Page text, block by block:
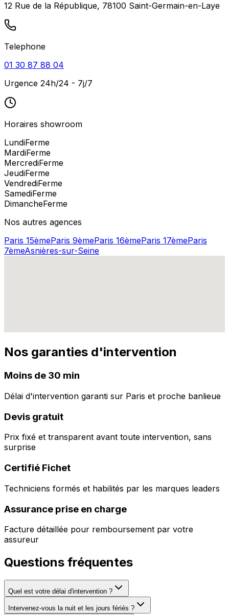
12 Rue de la République, 78100 Saint-Germain-en-Laye
Telephone
01 30 87 88 04
Urgence 24h/24 - 7j/7
Horaires showroom
LundiFerme
MardiFerme
MercrediFerme
JeudiFerme
VendrediFerme
SamediFerme
DimancheFerme
Nos autres agences
Paris 15èmeParis 9èmeParis 16èmeParis 17èmeParis
7èmeAsnières-sur-Seine
Nos garanties d'intervention
Moins de 30 min
Délai d'intervention garanti sur Paris et proche banlieue
Devis gratuit
Prix fixé et transparent avant toute intervention, sans
surprise
Certifié Fichet
Techniciens formés et habilités par les marques leaders
Assurance prise en charge
Facture détaillée pour remboursement par votre
assureur
Questions fréquentes
Quel est votre délai d'intervention ?
Intervenez-vous la nuit et les jours fériés ?